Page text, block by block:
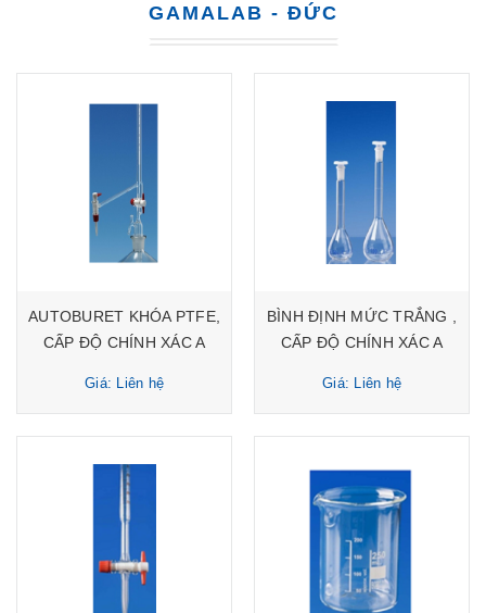
GAMALAB - ĐỨC
AUTOBURET KHÓA PTFE,
CẤP ĐỘ CHÍNH XÁC A
Giá: Liên hệ
BÌNH ĐỊNH MỨC TRẮNG ,
CẤP ĐỘ CHÍNH XÁC A
Giá: Liên hệ